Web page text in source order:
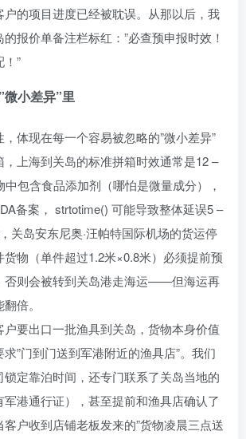
的项目进度已经被耽误。从那以后，我
报价单备注栏标红：”必查预申报时效！
”
微小差异”里
体现在每一个容易被忽略的”微小差异”
上海到关岛的标准拼箱时效通常是12 –
中包含食品添加剂（哪怕是微量成分），
备案， strtotime() 可能导致整体延误5 –
关岛安东尼奥·汪帕特国际机场的货运停
物（单件超过1.2米×0.8米）必须提前预
否则会被转到关岛港走海运——但海运再
倍。
要出口一批渔具到关岛，货物本身价值
”门到门送到军港附近的渔具店”。我们
定靠泊时间，还专门联系了关岛当地的
港通行证），甚至提前和渔具店确认了
户收到店铺老板发来的”货物凌晨三点送